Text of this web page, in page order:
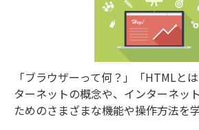
「ブラウザーって何？」「HTMLと
ターネットの概念や、インターネッ
ためのさまざまな機能や操作方法を学